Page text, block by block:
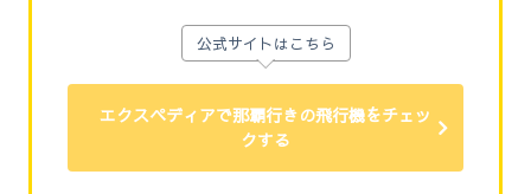
公式サイトはこちら
エクスペディアで那覇行きの飛行機をチェッ
クする